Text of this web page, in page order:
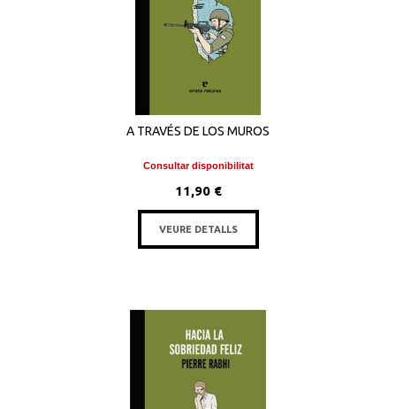
A TRAVÉS DE LOS MUROS
Consultar disponibilitat
11,90 €
VEURE DETALLS